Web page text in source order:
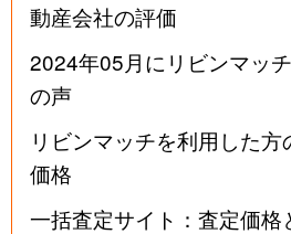
動産会社の評価
2024年05月にリビンマッ
の声
リビンマッチを利用した
価格
一括査定サイト：査定価格